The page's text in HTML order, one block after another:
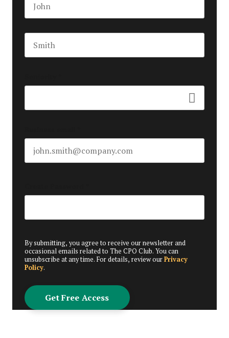
By submitting, you agree to receive our newsletter and
occasional emails related to The CPO Club. You can
unsubscribe at any time. For details, review ourPrivacy
Policy.